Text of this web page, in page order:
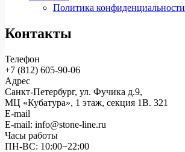
Политика конфиденциальности
Контакты
Телефон
+7 (812) 605-90-06
Адрес
Санкт-Петербург, ул. Фучика д.9,
МЦ «Кубатура», 1 этаж, секция 1В. 321
E-mail
E-mail: info@stone-line.ru
Часы работы
ПН-ВС: 10:00−22:00